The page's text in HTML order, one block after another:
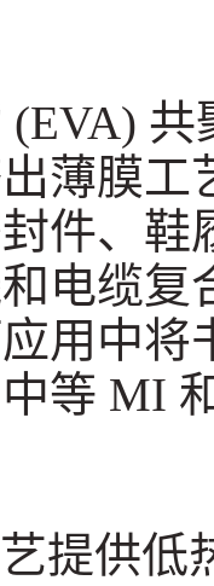
薄膜工
件、鞋
电缆
用中
等 MI
提供低